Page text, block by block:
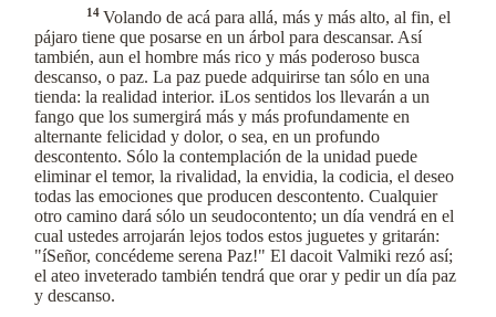
14Volando de acá para allá, más y más alto, al fin, el
pájaro tiene que posarse en un árbol para descansar. Así
también, aun el hombre más rico y más poderoso busca
descanso, o paz. La paz puede adquirirse tan sólo en una
tienda: la realidad interior. iLos sentidos los llevarán a un
fango que los sumergirá más y más profundamente en
alternante felicidad y dolor, o sea, en un profundo
descontento. Sólo la contemplación de la unidad puede
eliminar el temor, la rivalidad, la envidia, la codicia, el deseo
todas las emociones que producen descontento. Cualquier
otro camino dará sólo un seudocontento; un día vendrá en el
cual ustedes arrojarán lejos todos estos juguetes y gritarán:
"íSeñor, concédeme serena Paz!" El dacoit Valmiki rezó así;
el ateo inveterado también tendrá que orar y pedir un día paz
y descanso.